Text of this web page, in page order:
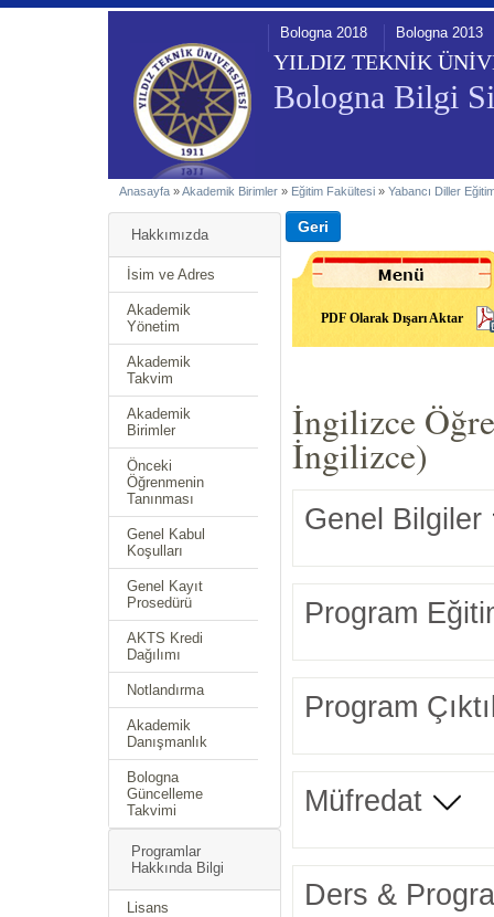
YILDIZ TEKNİK
Bologna Bilgi
Bologna 2018 Bologna 2013
Anasayfa »Akademik Birimler » Eğitim Fakültesi » Yabancı Diller
Hakkımızda
İsim ve Adres
Akademik
Yönetim
Akademik
Takvim
Akademik
Birimler
Önceki
Öğrenmenin
Tanınması
Genel Kabul
Koşulları
Genel Kayıt
Prosedürü
AKTS Kredi
Dağılımı
Notlandırma
Akademik
Danışmanlık
Bologna
Güncelleme
Takvimi
Programlar
Hakkında Bilgi
Lisans
PDF Olarak Dışarı Aktar
İngilizce
İngilizce)
Genel Bilgiler
Program
Program
Müfredat
Ders &